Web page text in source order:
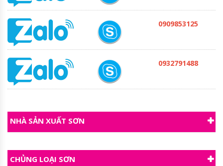
0909853125
0932791488
NHÀ SẢN XUẤT SƠN
CHỦNG LOẠI SƠN